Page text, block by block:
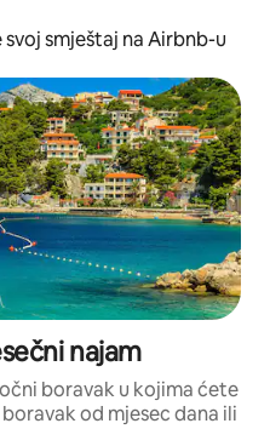
smještaj na Airbnb-u
najam
boravak u kojima ćete
od mjesec dana ili